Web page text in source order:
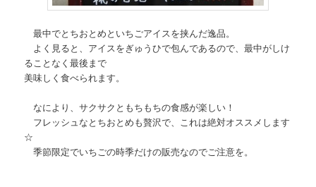
最中でとちおとめといちごアイスを挟んだ逸品。
よく見ると、アイスをぎゅうひで包んであるので、最中がしけ
ることなく最後まで
美味しく食べられます。
なにより、サクサクともちもちの食感が楽しい！
フレッシュなとちおとめも贅沢で、これは絶対オススメします
☆
季節限定でいちごの時季だけの販売なのでご注意を。